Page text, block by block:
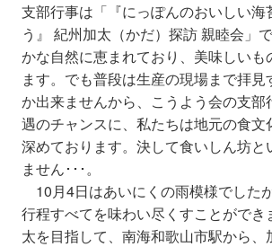
支部行事は「『にっぽんのおいしい海
う』 紀州加太（かだ）探訪 親睦会」
かな自然に恵まれており、美味しいも
ます。でも普段は生産の現場まで拝
か出来ませんから、こうよう会の支部
遇のチャンスに、私たちは地元の食文
深めております。決して食いしん坊と
ません･･･。
10月4日はあいにくの雨模様でした
行程すべてを味わい尽くすことができ
太を目指して、南海和歌山市駅から